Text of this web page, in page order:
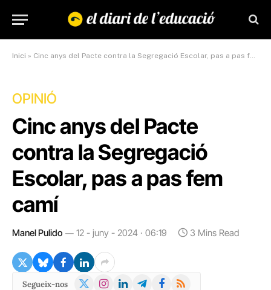
Inici » Cinc anys del Pacte contra la Segregació Escolar, pas a pas fem camí
OPINIÓ
Cinc anys del Pacte
contra la Segregació
Escolar, pas a pas fem
camí
Manel Pulido 12 - juny - 2024 · 06:19 3 Mins Read
Segueix-nos
X
Instagram
LinkedInTelegramFacebook
RSS